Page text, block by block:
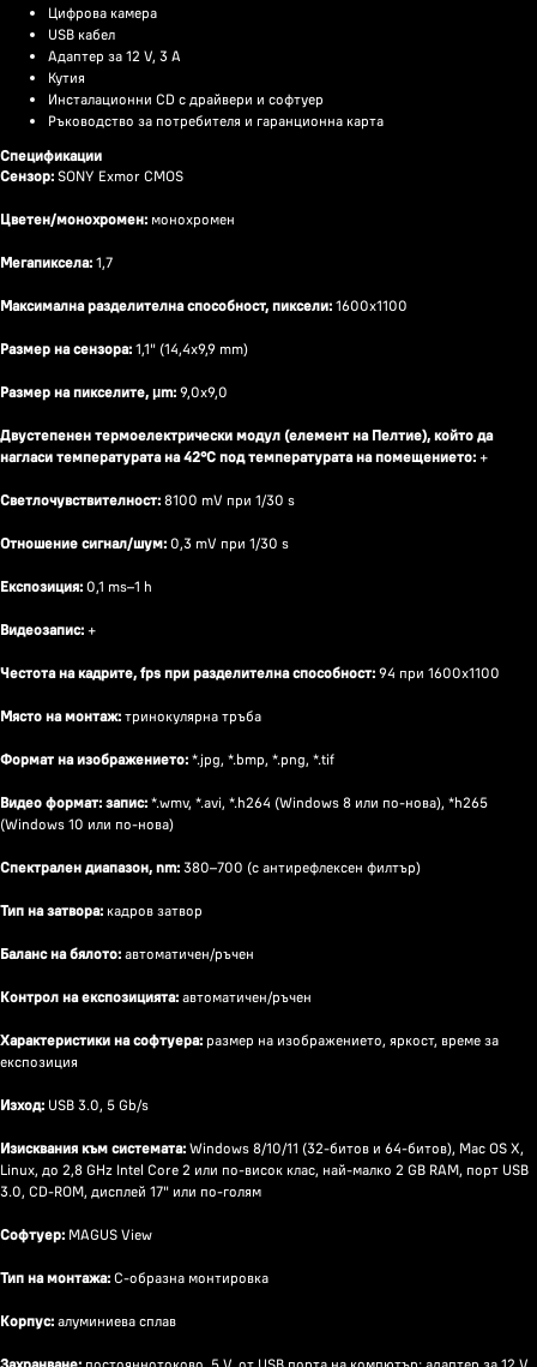
Цифрова камера
USB кабел
Адаптер за 12 V, 3 A
Кутия
Инсталационни CD с драйвери и софтуер
Ръководство за потребителя и гаранционна карта
Спецификации
Сензор: SONY Exmor CMOS
Цветен/монохромен: монохромен
Мегапиксела: 1,7
Максимална разделителна способност, пиксели: 1600x1100
Размер на сензора: 1,1" (14,4x9,9 mm)
Размер на пикселите, μm: 9,0x9,0
Двустепенен термоелектрически модул (елемент на Пелтие), който да
нагласи температурата на 42°C под температурата на помещението: +
Светлочувствителност: 8100 mV при 1/30 s
Отношение сигнал/шум: 0,3 mV при 1/30 s
Експозиция: 0,1 ms–1 h
Видеозапис: +
Честота на кадрите, fps при разделителна способност: 94 при 1600x1100
Място на монтаж: тринокулярна тръба
Формат на изображението: *.jpg, *.bmp, *.png, *.tif
Видео формат: запис: *.wmv, *.avi, *.h264 (Windows 8 или по-нова), *h265
(Windows 10 или по-нова)
Спектрален диапазон, nm: 380–700 (с антирефлексен филтър)
Тип на затвора: кадров затвор
Баланс на бялото: автоматичен/ръчен
Контрол на експозицията: автоматичен/ръчен
Характеристики на софтуера: размер на изображението, яркост, време за
експозиция
Изход: USB 3.0, 5 Gb/s
Изисквания към системата: Windows 8/10/11 (32-битов и 64-битов), Mac OS X,
Linux, до 2,8 GHz Intel Core 2 или по-висок клас, най-малко 2 GB RAM, порт USB
3.0, CD-ROM, дисплей 17" или по-голям
Софтуер: MAGUS View
Тип на монтажа: C-образна монтировка
Корпус: алуминиева сплав